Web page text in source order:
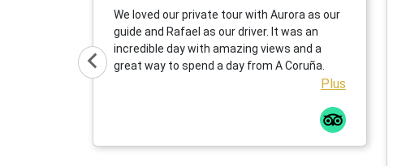
We loved our private tour with Aurora as our
guide and Rafael as our driver. It was an
incredible day with amazing views and a
great way to spend a day from A Coruña.
Plus